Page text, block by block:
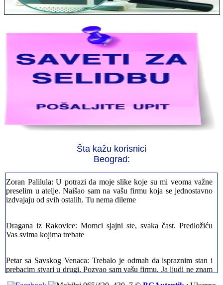
Šta kažu korisnici
Beograd:
stvarno profesionalni. Iselili su moje stvari veoma pažljivo
Milica iz Novog Beograda: Zahvaljujuću vašoj firmi. Istog dana
Zoran Palilula: U potrazi da moje slike koje su mi veoma važne
preselim u atelje. Naišao sam na vašu firmu koja se jednostavno
izdvajaju od svih ostalih. Tu nema dileme
Dragana iz Rakovice: Momci sjajni ste, svaka čast. Predložiću
Petar sa Savskog Venaca: Trebalo je odmah da ispraznim stan i
šta bi radio sada da ne postojite, Hvala Vam